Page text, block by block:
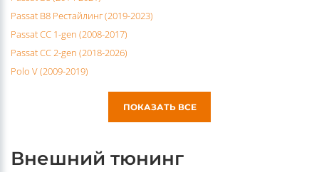
Passat B8 (2014-2021)
Passat B8 Рестайлинг (2019-2023)
Passat CC 1-gen (2008-2017)
Passat CC 2-gen (2018-2026)
ПОКАЗАТЬ ВСЕ